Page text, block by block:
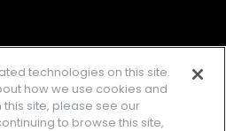
facebookinstagramtwitter
technologies on this site.
how we use cookies and
site, please see our
to browse this site,